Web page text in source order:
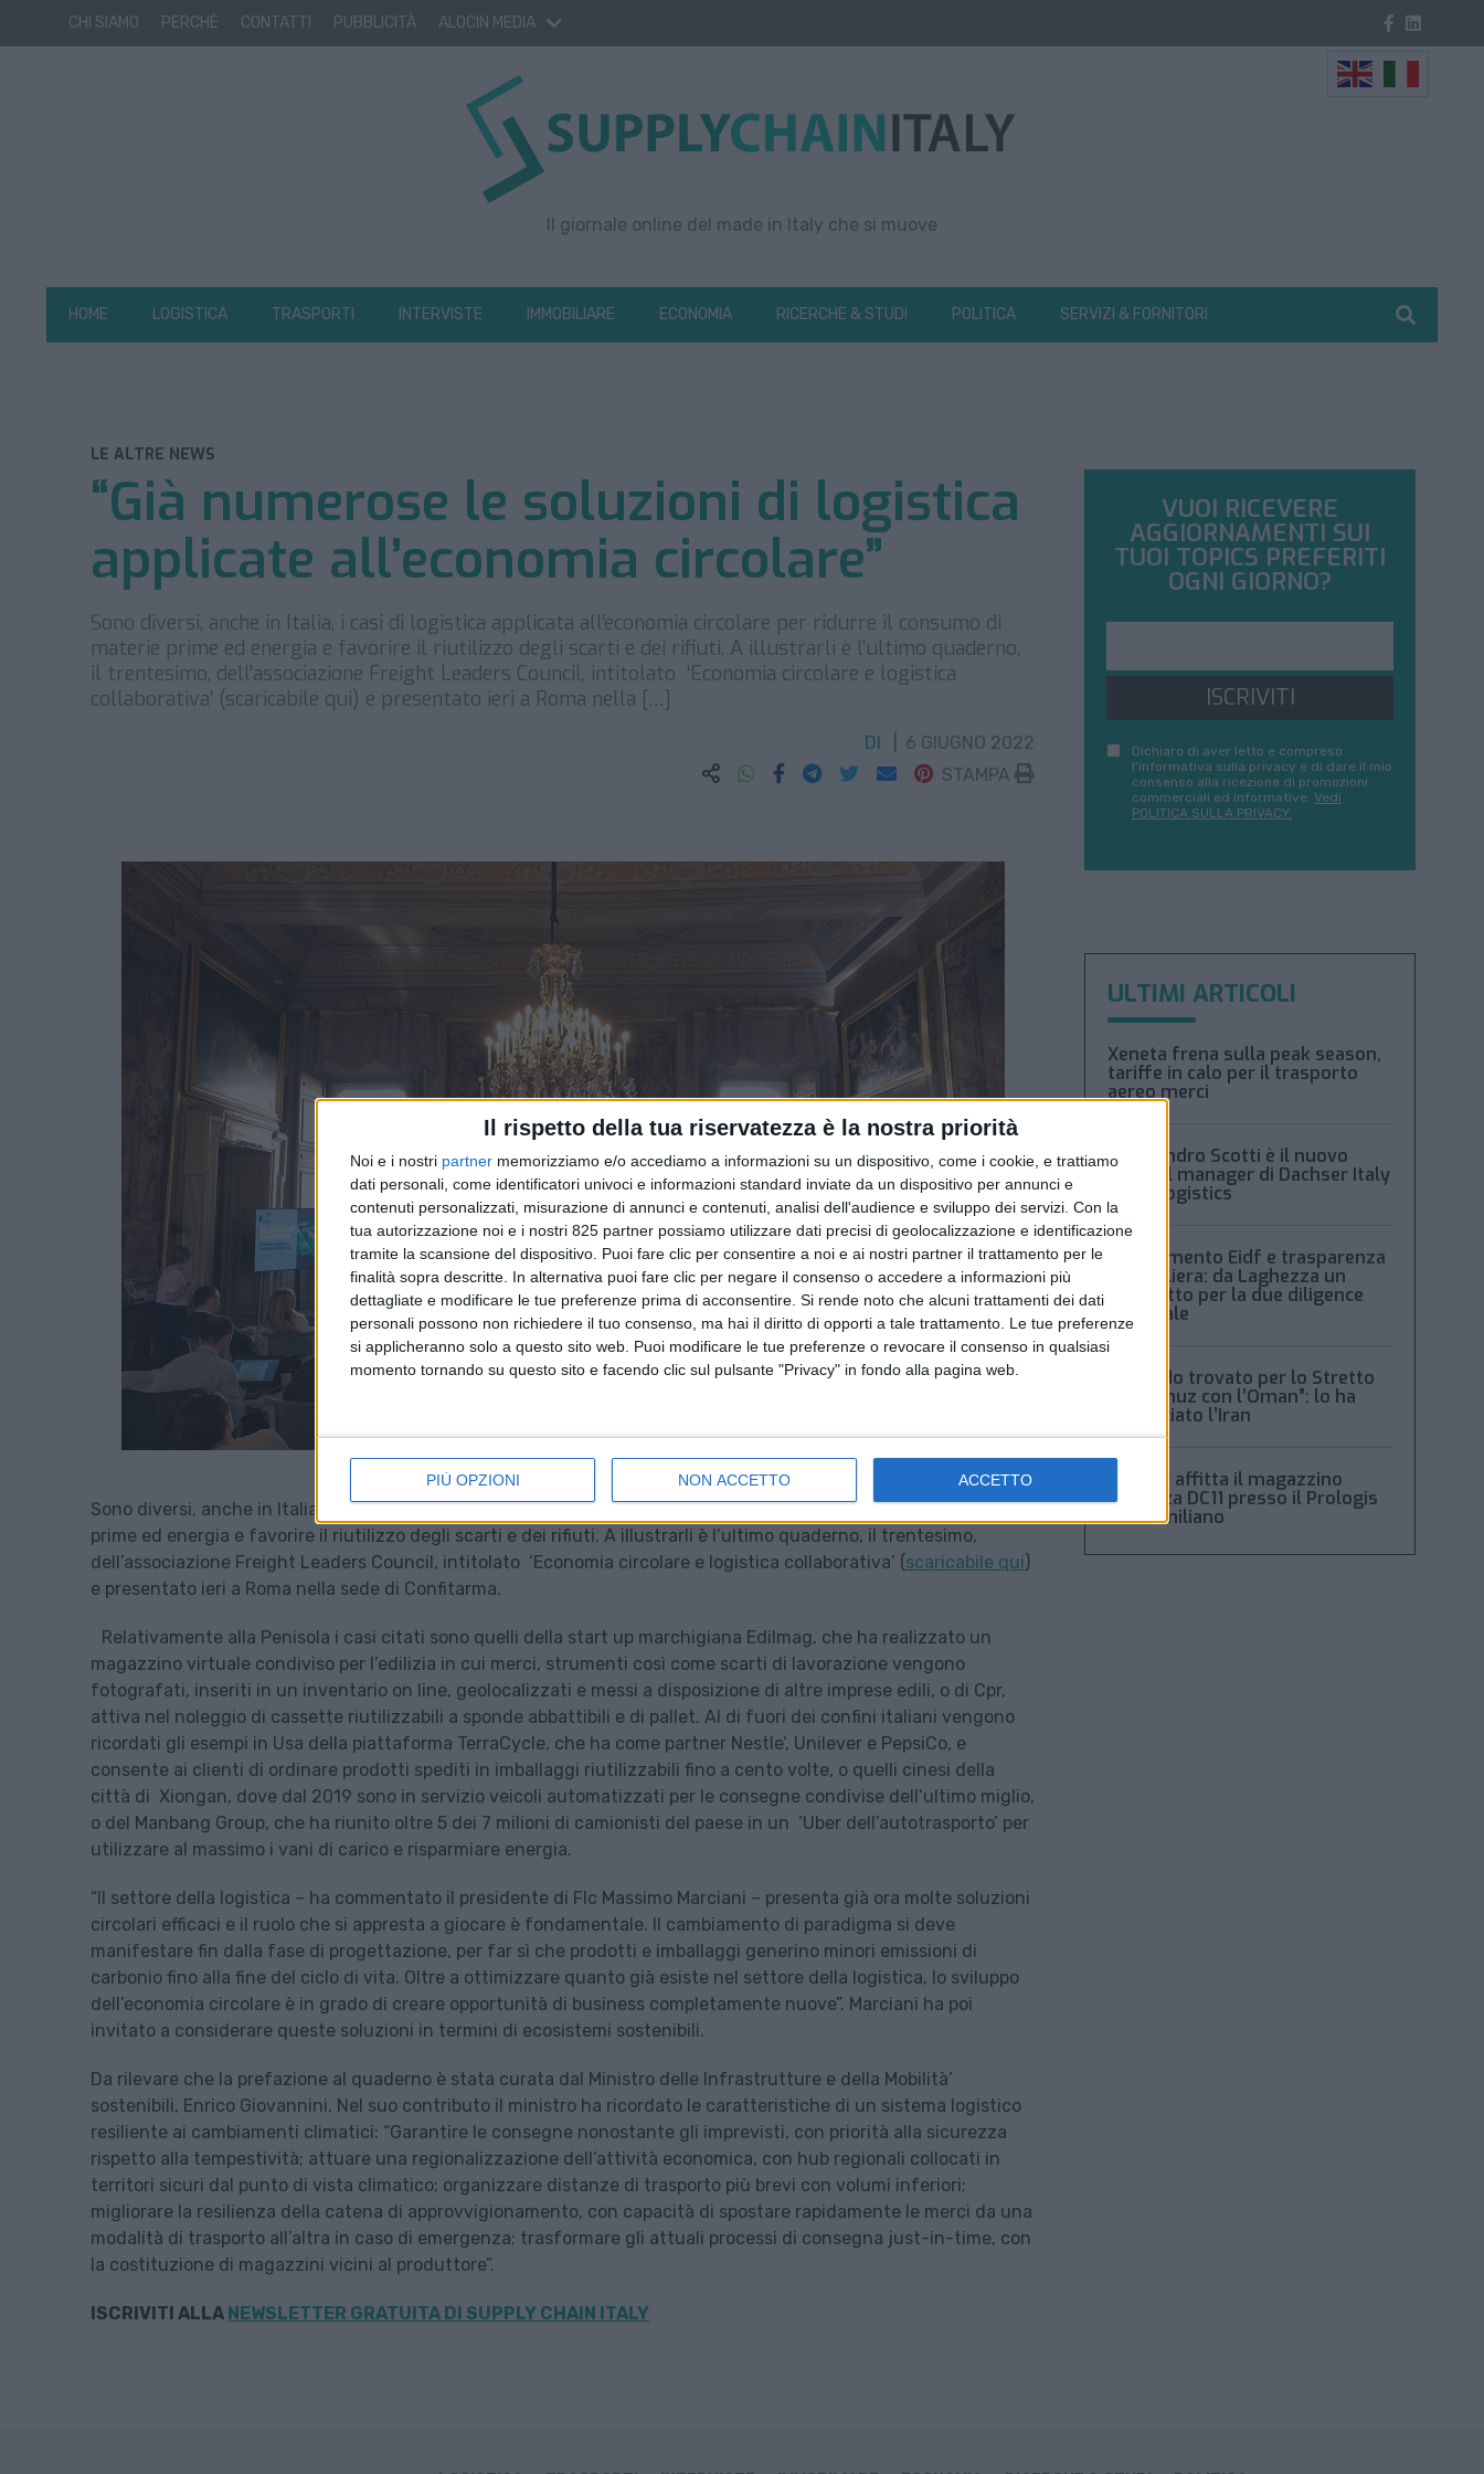
Il rispetto della tua riservatezza è la nostra priorità
Noi e i nostri partner memorizziamo e/o accediamo a informazioni su un dispositivo, come i cookie, e trattiamo
dati personali, come identificatori univoci e informazioni standard inviate da un dispositivo per annunci e
contenuti personalizzati, misurazione di annunci e contenuti, analisi dell'audience e sviluppo dei servizi. Con la
tua autorizzazione noi e i nostri 825 partner possiamo utilizzare dati precisi di geolocalizzazione e identificazione
tramite la scansione del dispositivo. Puoi fare clic per consentire a noi e ai nostri partner il trattamento per le
finalità sopra descritte. In alternativa puoi fare clic per negare il consenso o accedere a informazioni più
dettagliate e modificare le tue preferenze prima di acconsentire. Si rende noto che alcuni trattamenti dei dati
personali possono non richiedere il tuo consenso, ma hai il diritto di opporti a tale trattamento. Le tue preferenze
si applicheranno solo a questo sito web. Puoi modificare le tue preferenze o revocare il consenso in qualsiasi
momento tornando su questo sito e facendo clic sul pulsante "Privacy" in fondo alla pagina web.
PIÙ OPZIONI NON ACCETTO ACCETTO
CHI SIAMO PERCHÈ CONTATTI PUBBLICITÀ ALOCIN MEDIA
Il giornale online del made in Italy che si muove
HOME LOGISTICA TRASPORTI INTERVISTE IMMOBILIARE ECONOMIA RICERCHE & STUDI POLITICA SERVIZI & FORNITORI
LE ALTRE NEWS
“Già numerose le soluzioni di logistica
applicate all’economia circolare”
Sono diversi, anche in Italia, i casi di logistica applicata all’economia circolare per ridurre il consumo di
materie prime ed energia e favorire il riutilizzo degli scarti e dei rifiuti. A illustrarli è l’ultimo quaderno,
il trentesimo, dell’associazione Freight Leaders Council, intitolato ‘Economia circolare e logistica
collaborativa’ (scaricabile qui) e presentato ieri a Roma nella […]
DI
6 GIUGNO 2022
STAMPA
Sono diversi, anche in Italia, i casi di logistica applicata all’economia circolare per ridurre il consumo di materie
prime ed energia e favorire il riutilizzo degli scarti e dei rifiuti. A illustrarli è l’ultimo quaderno, il trentesimo,
dell’associazione Freight Leaders Council, intitolato ‘Economia circolare e logistica collaborativa’ (scaricabile qui)
e presentato ieri a Roma nella sede di Confitarma.
Relativamente alla Penisola i casi citati sono quelli della start up marchigiana Edilmag, che ha realizzato un
magazzino virtuale condiviso per l’edilizia in cui merci, strumenti così come scarti di lavorazione vengono
fotografati, inseriti in un inventario on line, geolocalizzati e messi a disposizione di altre imprese edili, o di Cpr,
attiva nel noleggio di cassette riutilizzabili a sponde abbattibili e di pallet. Al di fuori dei confini italiani vengono
ricordati gli esempi in Usa della piattaforma TerraCycle, che ha come partner Nestle’, Unilever e PepsiCo, e
consente ai clienti di ordinare prodotti spediti in imballaggi riutilizzabili fino a cento volte, o quelli cinesi della
città di Xiongan, dove dal 2019 sono in servizio veicoli automatizzati per le consegne condivise dell’ultimo miglio,
o del Manbang Group, che ha riunito oltre 5 dei 7 milioni di camionisti del paese in un ‘Uber dell’autotrasporto’ per
utilizzare al massimo i vani di carico e risparmiare energia.
“Il settore della logistica – ha commentato il presidente di Flc Massimo Marciani – presenta già ora molte soluzioni
circolari efficaci e il ruolo che si appresta a giocare è fondamentale. Il cambiamento di paradigma si deve
manifestare fin dalla fase di progettazione, per far sì che prodotti e imballaggi generino minori emissioni di
carbonio fino alla fine del ciclo di vita. Oltre a ottimizzare quanto già esiste nel settore della logistica, lo sviluppo
dell’economia circolare è in grado di creare opportunità di business completamente nuove”. Marciani ha poi
invitato a considerare queste soluzioni in termini di ecosistemi sostenibili.
Da rilevare che la prefazione al quaderno è stata curata dal Ministro delle Infrastrutture e della Mobilità’
sostenibili, Enrico Giovannini. Nel suo contributo il ministro ha ricordato le caratteristiche di un sistema logistico
resiliente ai cambiamenti climatici: “Garantire le consegne nonostante gli imprevisti, con priorità alla sicurezza
rispetto alla tempestività; attuare una regionalizzazione dell’attività economica, con hub regionali collocati in
territori sicuri dal punto di vista climatico; organizzare distanze di trasporto più brevi con volumi inferiori;
migliorare la resilienza della catena di approvvigionamento, con capacità di spostare rapidamente le merci da una
modalità di trasporto all’altra in caso di emergenza; trasformare gli attuali processi di consegna just-in-time, con
la costituzione di magazzini vicini al produttore”.
ISCRIVITI ALLA NEWSLETTER GRATUITA DI SUPPLY CHAIN ITALY
VUOI RICEVERE
AGGIORNAMENTI SUI
TUOI TOPICS PREFERITI
OGNI GIORNO?
ISCRIVITI
Dichiaro di aver letto e compreso
l'informativa sulla privacy e di dare il mio
consenso alla ricezione di promozioni
commerciali ed informative. Vedi
POLITICA SULLA PRIVACY.
ULTIMI ARTICOLI
Xeneta frena sulla peak season,
tariffe in calo per il trasporto
aereo merci
Alessandro Scotti è il nuovo
general manager di Dachser Italy
Food Logistics
Regolamento Eidf e trasparenza
della filiera: da Laghezza un
pacchetto per la due diligence
aziendale
“Accordo trovato per lo Stretto
di Hormuz con l’Oman”: lo ha
annunciato l’Iran
Condor affitta il magazzino
Piacenza DC11 presso il Prologis
Park emiliano